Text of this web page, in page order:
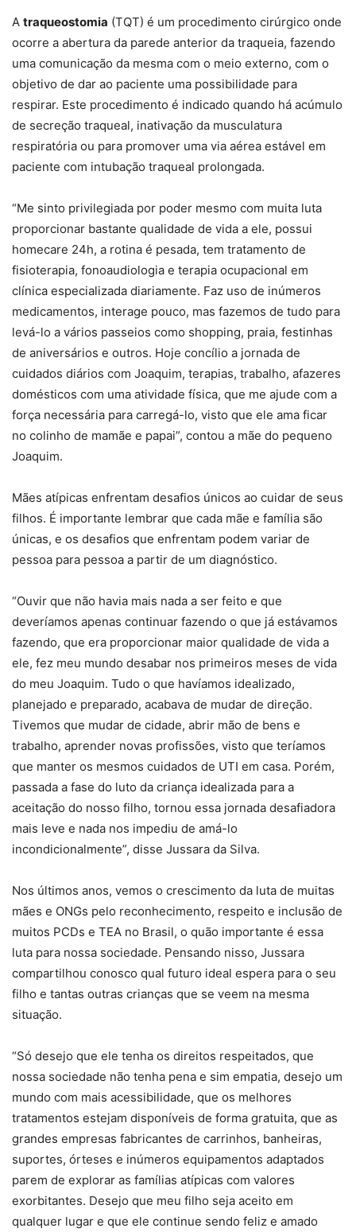
A traqueostomia (TQT) é um procedimento cirúrgico onde
ocorre a abertura da parede anterior da traqueia, fazendo
uma comunicação da mesma com o meio externo, com o
objetivo de dar ao paciente uma possibilidade para
respirar. Este procedimento é indicado quando há acúmulo
de secreção traqueal, inativação da musculatura
respiratória ou para promover uma via aérea estável em
paciente com intubação traqueal prolongada.
“Me sinto privilegiada por poder mesmo com muita luta
proporcionar bastante qualidade de vida a ele, possui
homecare 24h, a rotina é pesada, tem tratamento de
fisioterapia, fonoaudiologia e terapia ocupacional em
clínica especializada diariamente. Faz uso de inúmeros
medicamentos, interage pouco, mas fazemos de tudo para
levá-lo a vários passeios como shopping, praia, festinhas
de aniversários e outros. Hoje concílio a jornada de
cuidados diários com Joaquim, terapias, trabalho, afazeres
domésticos com uma atividade física, que me ajude com a
força necessária para carregá-lo, visto que ele ama ficar
no colinho de mamãe e papai”, contou a mãe do pequeno
Joaquim.
Mães atípicas enfrentam desafios únicos ao cuidar de seus
filhos. É importante lembrar que cada mãe e família são
únicas, e os desafios que enfrentam podem variar de
pessoa para pessoa a partir de um diagnóstico.
“Ouvir que não havia mais nada a ser feito e que
deveríamos apenas continuar fazendo o que já estávamos
fazendo, que era proporcionar maior qualidade de vida a
ele, fez meu mundo desabar nos primeiros meses de vida
do meu Joaquim. Tudo o que havíamos idealizado,
planejado e preparado, acabava de mudar de direção.
Tivemos que mudar de cidade, abrir mão de bens e
trabalho, aprender novas profissões, visto que teríamos
que manter os mesmos cuidados de UTI em casa. Porém,
passada a fase do luto da criança idealizada para a
aceitação do nosso filho, tornou essa jornada desafiadora
mais leve e nada nos impediu de amá-lo
incondicionalmente”, disse Jussara da Silva.
Nos últimos anos, vemos o crescimento da luta de muitas
mães e ONGs pelo reconhecimento, respeito e inclusão de
muitos PCDs e TEA no Brasil, o quão importante é essa
luta para nossa sociedade. Pensando nisso, Jussara
compartilhou conosco qual futuro ideal espera para o seu
filho e tantas outras crianças que se veem na mesma
situação.
“Só desejo que ele tenha os direitos respeitados, que
nossa sociedade não tenha pena e sim empatia, desejo um
mundo com mais acessibilidade, que os melhores
tratamentos estejam disponíveis de forma gratuita, que as
grandes empresas fabricantes de carrinhos, banheiras,
suportes, órteses e inúmeros equipamentos adaptados
parem de explorar as famílias atípicas com valores
exorbitantes. Desejo que meu filho seja aceito em
qualquer lugar e que ele continue sendo feliz e amado